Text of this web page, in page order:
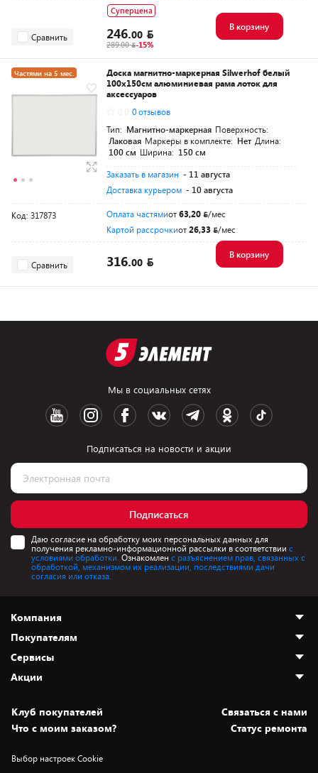
Сравнить
Суперцена
246.00
289.00 -15%
В корзину
Частями на 5 мес.
Доска магнитно-маркерная Silwerhof белый
100x150см алюминиевая рама лоток для
аксессуаров
0 отзывов
Тип: Магнитно-маркерная Поверхность:
Лаковая Маркеры в комплекте: Нет Длина:
100 см Ширина: 150 см
Заказать в магазин - 11 августа
Доставка курьером - 10 августа
Код: 317873 Оплата частямиот63,20
/мес
Картой рассрочкиот26,33 /мес
Сравнить 316.00
В корзину
Мы в социальных сетях
Подписаться на новости и акции
Подписаться
Даю согласие на обработку моих персональных данных для
получения рекламно-информационной рассылки в соответствии с
условиями обработки. Ознакомлен с разъяснением прав, связанных с
обработкой, механизмом их реализации, последствиями дачи
согласия или отказа.
Компания
О нас
Адреса магазинов
Новости
Статьи и обзоры
Вакансии
Дай пять добру!
Покупателям
Как сделать заказ
Оплата и доставка
Безналичный расчёт
Обмен и возврат товара
Обработка персональных данных
Сервисы
Установка техники
Для игровых консолей
Для мобильных устройств
Акции
Скидки и промокоды
Белорусские товары
Бонусы
Клуб покупателей
Cвязаться с нами
Что с моим заказом?
Статус ремонта
Выбор настроек Cookie